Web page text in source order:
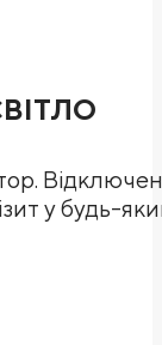
у будь-